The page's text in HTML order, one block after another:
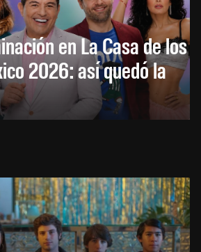
en La Casa de los
2026: así quedó la